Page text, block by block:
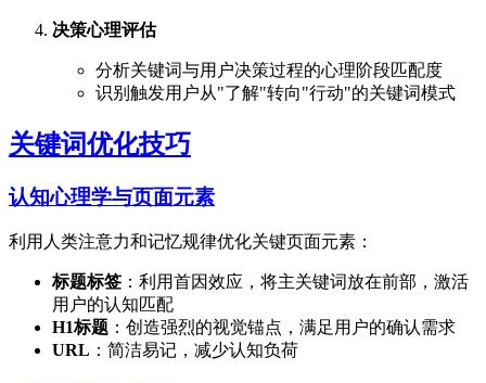
决策心理评估
分析关键词与用户决策过程的心理阶段匹配度
识别触发用户从"了解"转向"行动"的关键词模式
关键词优化技巧
认知心理学与页面元素
利用人类注意力和记忆规律优化关键页面元素：
标题标签 ：利用首因效应，将主关键词放在前部，激活
用户的认知匹配
H1标题 ：创造强烈的视觉锚点，满足用户的确认需求
URL ：简洁易记，减少认知负荷